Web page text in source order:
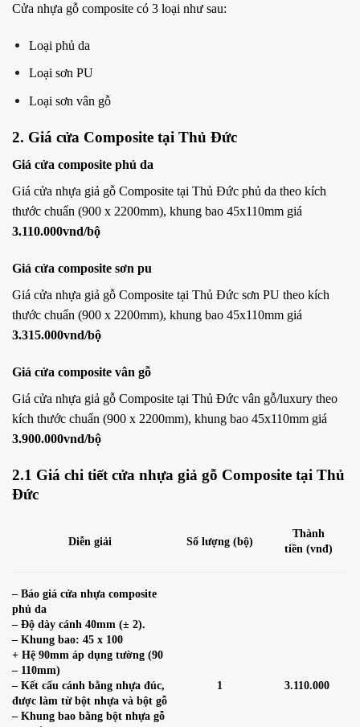
Cửa nhựa gỗ composite có 3 loại như sau:
Loại phủ da
Loại sơn PU
Loại sơn vân gỗ
2. Giá cửa Composite tại Thủ Đức
Giá cửa composite phủ da
Giá cửa nhựa giả gỗ Composite tại Thủ Đức phủ da theo kích
thước chuẩn (900 x 2200mm), khung bao 45x110mm giá
3.110.000vnd/bộ
Giá cửa composite sơn pu
Giá cửa nhựa giả gỗ Composite tại Thủ Đức sơn PU theo kích
thước chuẩn (900 x 2200mm), khung bao 45x110mm giá
3.315.000vnd/bộ
Giá cửa composite vân gỗ
Giá cửa nhựa giả gỗ Composite tại Thủ Đức vân gỗ/luxury theo
kích thước chuẩn (900 x 2200mm), khung bao 45x110mm giá
3.900.000vnd/bộ
2.1 Giá chi tiết cửa nhựa giả gỗ Composite tại Thủ
Đức
Diễn giải Số lượng (bộ)
Thành
tiền (vnđ)
– Báo giá cửa nhựa composite
phủ da
– Độ dày cánh 40mm (± 2).
– Khung bao: 45 x 100
+ Hệ 90mm áp dụng tường (90
– 110mm)
– Kết cấu cánh bằng nhựa đúc,
được làm từ bột nhựa và bột gỗ
– Khung bao bằng bột nhựa gỗ
1 3.110.000